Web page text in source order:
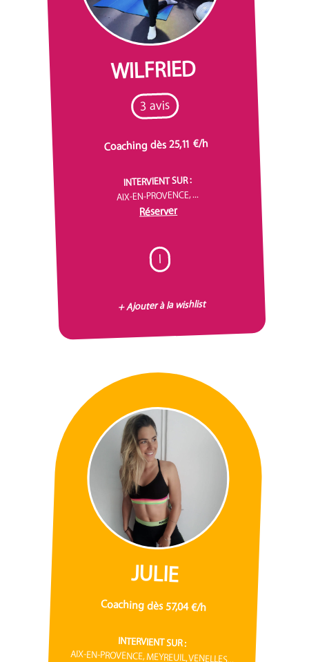
WILFRIED
3 avis
Coaching dès 25,11 €/h
INTERVIENT SUR :
AIX-EN-PROVENCE, ...
Réserver
I
+ Ajouter à la wishlist
JULIE
Coaching dès 57,04 €/h
INTERVIENT SUR :
AIX-EN-PROVENCE, MEYREUIL, VENELLES...